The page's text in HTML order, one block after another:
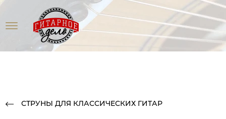
СТРУНЫ ДЛЯ КЛАССИЧЕСКИХ ГИТАР